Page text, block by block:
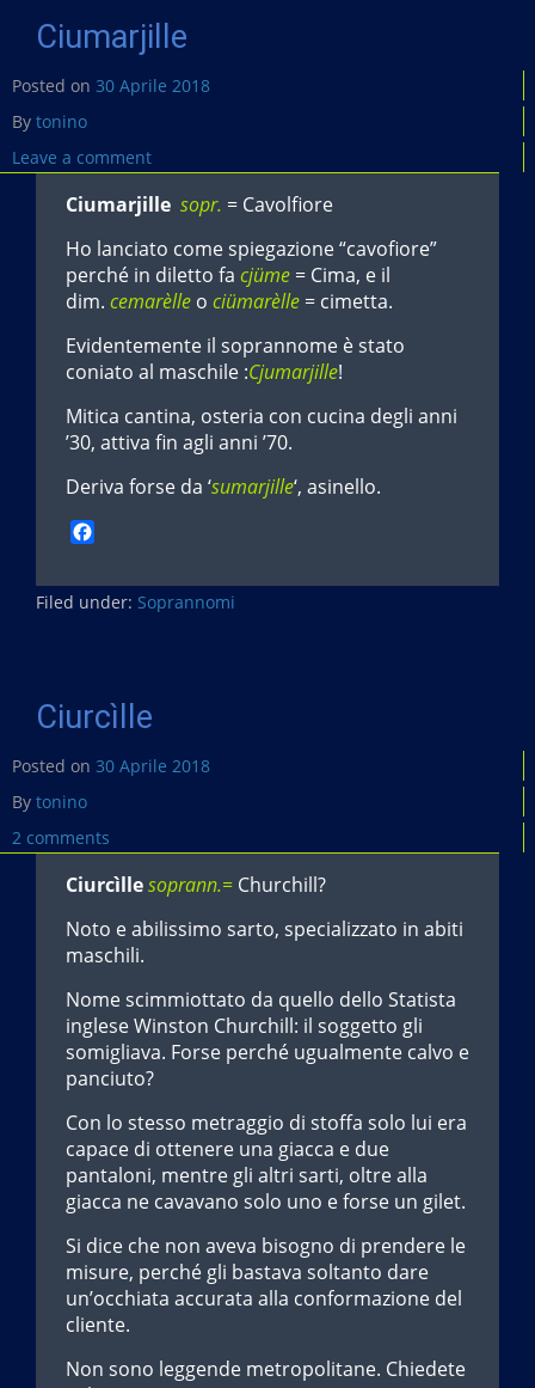
Ciumarjille
Posted on 30 Aprile 2018
By tonino
Leave a comment
Ciumarjille sopr. = Cavolfiore
Ho lanciato come spiegazione “cavofiore”
perché in diletto fa cjüme = Cima, e il
dim. cemarèlle o ciümarèlle = cimetta.
Evidentemente il soprannome è stato
coniato al maschile :Cjumarjille!
Mitica cantina, osteria con cucina degli anni
’30, attiva fin agli anni ’70.
Deriva forse da ‘sumarjille‘, asinello.
c
e
Filed under: Soprannomi
Ciurcìlle
Posted on 30 Aprile 2018
By tonino
2 comments
Ciurcìllesoprann.= Churchill?
Noto e abilissimo sarto, specializzato in abiti
maschili.
Nome scimmiottato da quello dello Statista
inglese Winston Churchill: il soggetto gli
somigliava. Forse perché ugualmente calvo e
panciuto?
Con lo stesso metraggio di stoffa solo lui era
capace di ottenere una giacca e due
pantaloni, mentre gli altri sarti, oltre alla
giacca ne cavavano solo uno e forse un gilet.
Si dice che non aveva bisogno di prendere le
misure, perché gli bastava soltanto dare
un’occhiata accurata alla conformazione del
cliente.
Non sono leggende metropolitane. Chiedete